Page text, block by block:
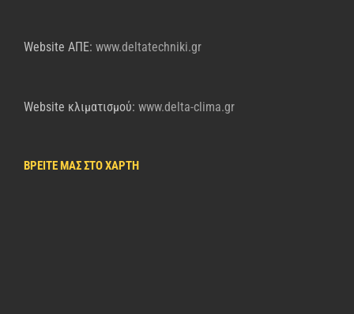
Website AΠΕ: www.deltatechniki.gr
Website κλιματισμού: www.delta-clima.gr
ΒΡΕΙΤΕ ΜΑΣ ΣΤΟ ΧΑΡΤΗ